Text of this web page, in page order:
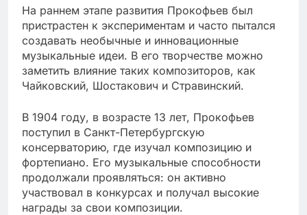
На раннем этапе развития Прокофьев был
пристрастен к экспериментам и часто пытался
создавать необычные и инновационные
музыкальные идеи. В его творчестве можно
заметить влияние таких композиторов, как
Чайковский, Шостакович и Стравинский.
В 1904 году, в возрасте 13 лет, Прокофьев
поступил в Санкт-Петербургскую
консерваторию, где изучал композицию и
фортепиано. Его музыкальные способности
продолжали проявляться: он активно
участвовал в конкурсах и получал высокие
награды за свои композиции.